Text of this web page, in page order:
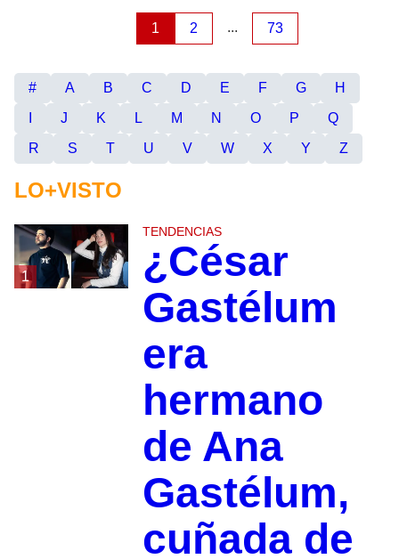
1 2 ... 73
# A B C D E F G
H
J K L M N O P
Q
R
S T U V W X Y Z
LO+VISTO
1
TENDENCIAS
¿César
Gastélum
era
hermano
de Ana
Gastélum,
cuñada de